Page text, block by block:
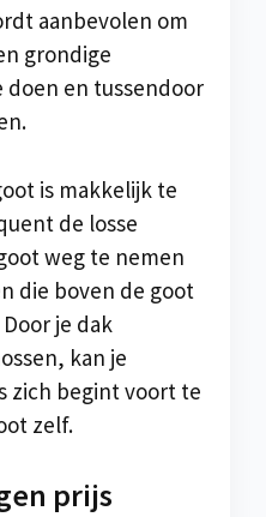
aanbevolen om
grondige
en tussendoor
is makkelijk te
de losse
weg te nemen
die boven de goot
je dak
kan je
zich begint voort te
zelf.
prijs